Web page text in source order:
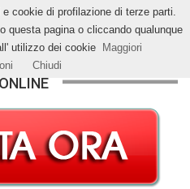
Toggle
cookie di profilazione di terze parti.
questa pagina o cliccando qualunque
utilizzo dei cookie
Maggiori
Chiudi